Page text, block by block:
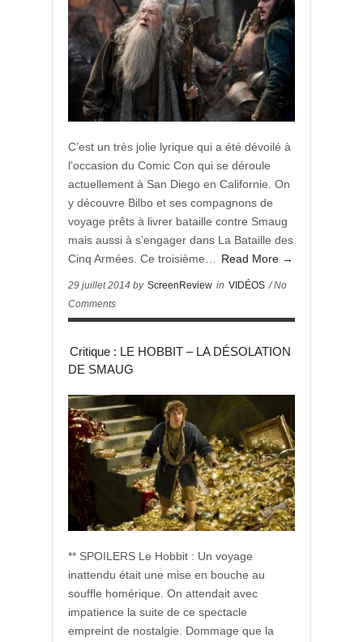
C’est un très jolie lyrique qui a été dévoilé à
l’occasion du Comic Con qui se déroule
actuellement à San Diego en Californie. On
y découvre Bilbo et ses compagnons de
voyage prêts à livrer bataille contre Smaug
mais aussi à s’engager dans La Bataille des
Cinq Armées. Ce troisième…
Read More →
29 juillet 2014 by ScreenReview in VIDÉOS / No
Comments
Critique : LE HOBBIT – LA DÉSOLATION
DE SMAUG
** SPOILERS Le Hobbit : Un voyage
inattendu était une mise en bouche au
souffle homérique. On attendait avec
impatience la suite de ce spectacle
empreint de nostalgie. Dommage que la